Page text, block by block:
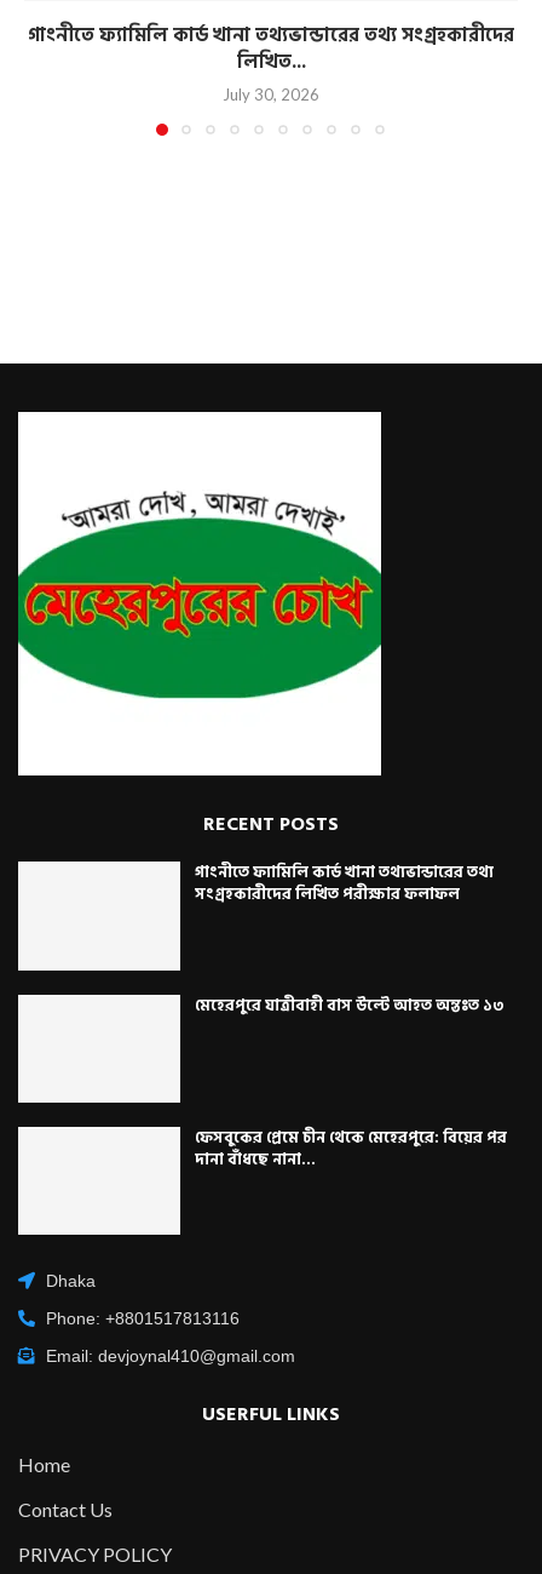
গাংনীতে ফ্যামিলি কার্ড খানা তথ্যভান্ডারের তথ্য সংগ্রহকারীদের
লিখিত...
July 30, 2026
RECENT POSTS
গাংনীতে ফ্যামিলি কার্ড খানা তথ্যভান্ডারের তথ্য
সংগ্রহকারীদের লিখিত পরীক্ষার ফলাফল
মেহেরপুরে যাত্রীবাহী বাস উল্টে আহত অন্তঃত ১৩
ফেসবুকের প্রেমে চীন থেকে মেহেরপুরে: বিয়ের পর
দানা বাঁধছে নানা...
Dhaka
Phone: +8801517813116
Email: devjoynal410@gmail.com
USERFUL LINKS
Home
Contact Us
PRIVACY POLICY